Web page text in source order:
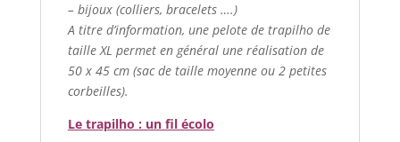
– bijoux (colliers, bracelets ….)
A titre d’information, une pelote de trapilho de
taille XL permet en général une réalisation de
50 x 45 cm (sac de taille moyenne ou 2 petites
corbeilles).
Le trapilho : un fil écolo